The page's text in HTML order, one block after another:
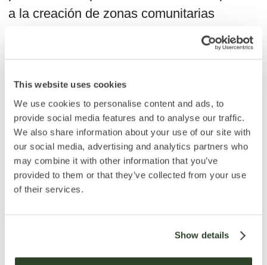
This website uses cookies
We use cookies to personalise content and ads, to
provide social media features and to analyse our traffic.
We also share information about your use of our site with
our social media, advertising and analytics partners who
may combine it with other information that you’ve
provided to them or that they’ve collected from your use
of their services.
Show details
Brava. seguimos a bases
nos permiten crear objetos
Inversores
El foco de nuestra actividad — es la
Ofrecemos varias opciones de